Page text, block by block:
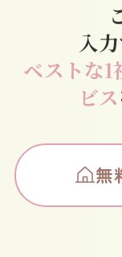
入
ベストな1
ビス
無